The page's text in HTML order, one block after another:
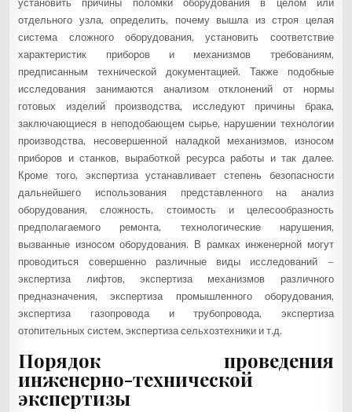
установить причины поломки оборудования в целом или
отдельного узла, определить, почему вышла из строя целая
система сложного оборудования, установить соответствие
характеристик приборов и механизмов требованиям,
предписанным технической документацией. Также подобные
исследования занимаются анализом отклонений от нормы
готовых изделий производства, исследуют причины брака,
заключающиеся в неподобающем сырье, нарушении технологии
производства, несовершенной наладкой механизмов, износом
приборов и станков, выработкой ресурса работы и так далее.
Кроме того, экспертиза устанавливает степень безопасности
дальнейшего использования представленного на анализ
оборудования, сложность, стоимость и целесообразность
предполагаемого ремонта, технологические нарушения,
вызванные износом оборудования. В рамках инженерной могут
проводиться совершенно различные виды исследований –
экспертиза лифтов, экспертиза механизмов различного
предназначения, экспертиза промышленного оборудования,
экспертиза газопровода и трубопровода, экспертиза
отопительных систем, экспертиза сельхозтехники и т.д.
Порядок проведения
инженерно-технической
экспертизы